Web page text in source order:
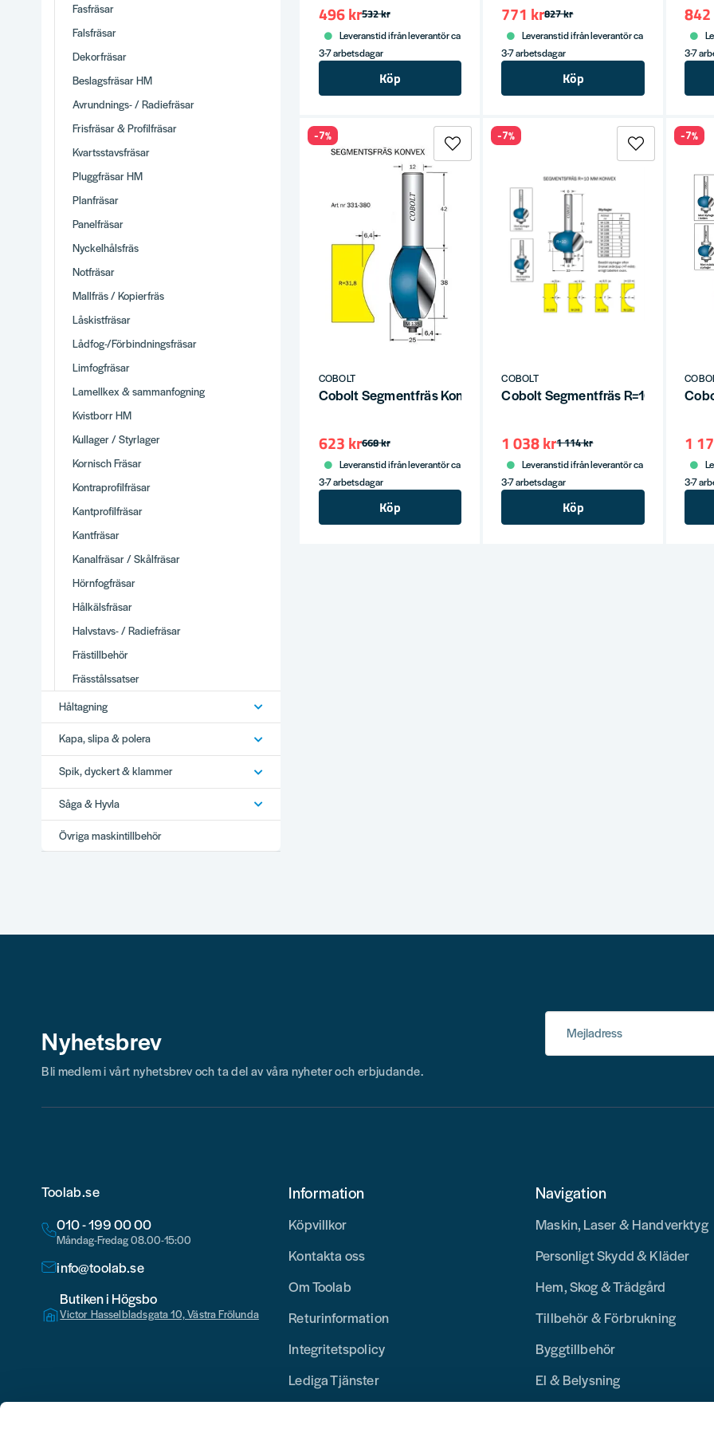
Fasfräsar
Falsfräsar
Dekorfräsar
Beslagsfräsar HM
Avrundnings- / Radiefräsar
Frisfräsar & Profilfräsar
Kvartsstavsfräsar
Pluggfräsar HM
Planfräsar
Panelfräsar
Nyckelhålsfräs
Notfräsar
Mallfräs / Kopierfräs
Låskistfräsar
Lådfog-/Förbindningsfräsar
Limfogfräsar
Lamellkex & sammanfogning
Kvistborr HM
Kullager / Styrlager
Kornisch Fräsar
Kontraprofilfräsar
Kantprofilfräsar
Kantfräsar
Kanalfräsar / Skålfräsar
Hörnfogfräsar
Hålkälsfräsar
Halvstavs- / Radiefräsar
Frästillbehör
Frässtålssatser
Håltagning
Kapa, slipa & polera
Spik, dyckert & klammer
Såga & Hyvla
Övriga maskintillbehör
532 kr
496 kr
Leveranstid ifrån leverantör ca
3-7 arbetsdagar
Köp
827 kr
771 kr
Leveranstid ifrån leverantör ca
3-7 arbetsdagar
Köp
3-7
COBOLT
Cobolt Segmentfräs Konvex L=38 F=6 S=12
668 kr
623 kr
Leveranstid ifrån leverantör ca
3-7 arbetsdagar
Köp
-7%
COBOLT
Cobolt Segmentfräs R=10 D=32
1 114 kr
1 038 kr
Leveranstid ifrån leverantör ca
3-7 arbetsdagar
Köp
-7%
1
3-7
-7%
Nyhetsbrev Mejladress
Bli medlem i vårt nyhetsbrev och ta del av våra nyheter och erbjudande.
Toolab.se
010 - 199 00 00
Måndag-Fredag 08.00-15:00
info@toolab.se
Butiken i Högsbo
Victor Hasselbladsgata 10, Västra Frölunda
Information
Köpvillkor
Kontakta oss
Om Toolab
Returinformation
Integritetspolicy
Lediga Tjänster
Navigation
Maskin, Laser & Handverktyg
Personligt Skydd & Kläder
Hem, Skog & Trädgård
Tillbehör & Förbrukning
Byggtillbehör
El & Belysning